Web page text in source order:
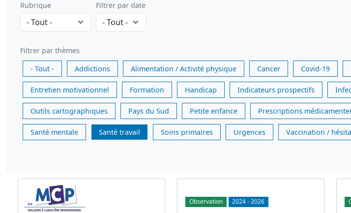
Rubrique Filtrer par date
Filtrer par thèmes
- Tout -
Addictions Alimentation / Activité physique Cancer Covid-19
Entretien motivationnel Formation Handicap Indicateurs prospectifs
Outils cartographiques Pays du Sud Petite enfance Prescriptions
Santé mentale Santé travail Soins primaires Urgences Vaccination /
Observation 2024-2026